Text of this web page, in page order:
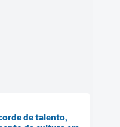
de talento,